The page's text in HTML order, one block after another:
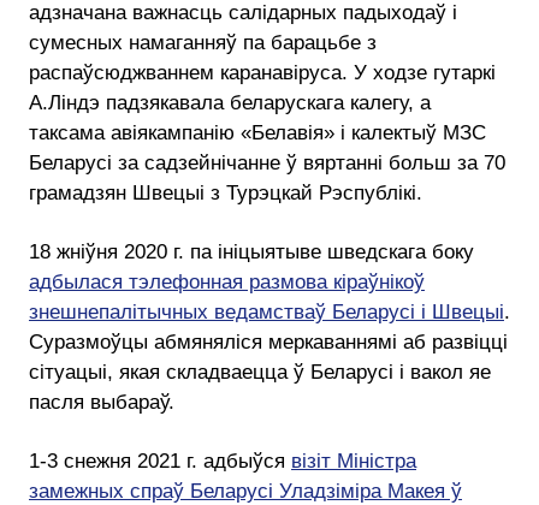
адзначана важнасць салідарных падыходаў і
сумесных намаганняў па барацьбе з
распаўсюджваннем каранавіруса. У ходзе гутаркі
А.Ліндэ падзякавала беларускага калегу, а
таксама авіякампанію «Белавія» і калектыў МЗС
Беларусі за садзейнічанне ў вяртанні больш за 70
грамадзян Швецыі з Турэцкай Рэспублікі.
18 жніўня 2020 г. па ініцыятыве шведскага боку
адбылася тэлефонная размова кіраўнікоў
знешнепалітычных ведамстваў Беларусі і Швецыі.
Суразмоўцы абмяняліся меркаваннямі аб развіцці
сітуацыі, якая складваецца ў Беларусі і вакол яе
пасля выбараў.
1-3 снежня 2021 г. адбыўся візіт Міністра
замежных спраў Беларусі Уладзіміра Макея ў